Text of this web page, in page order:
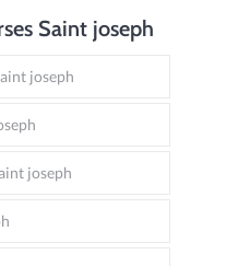
Saint joseph
joseph
joseph